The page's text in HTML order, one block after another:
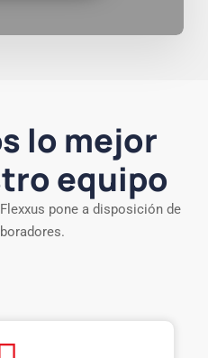
lo mejor
equipo
pone a disposición de